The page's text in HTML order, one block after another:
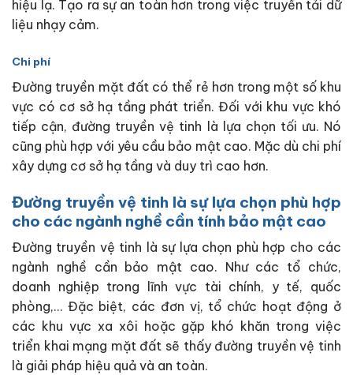
hiệu lạ. Tạo ra sự an toàn hơn trong việc truyền tải dữ
liệu nhạy cảm.
Chi phí
Đường truyền mặt đất có thể rẻ hơn trong một số khu
vực có cơ sở hạ tầng phát triển. Đối với khu vực khó
tiếp cận, đường truyền vệ tinh là lựa chọn tối ưu. Nó
cũng phù hợp với yêu cầu bảo mật cao. Mặc dù chi phí
xây dựng cơ sở hạ tầng và duy trì cao hơn.
Đường truyền vệ tinh là sự lựa chọn phù hợp
cho các ngành nghề cần tính bảo mật cao
Đường truyền vệ tinh là sự lựa chọn phù hợp cho các
ngành nghề cần bảo mật cao. Như các tổ chức,
doanh nghiệp trong lĩnh vực tài chính, y tế, quốc
phòng,… Đặc biệt, các đơn vị, tổ chức hoạt động ở
các khu vực xa xôi hoặc gặp khó khăn trong việc
triển khai mạng mặt đất sẽ thấy đường truyền vệ tinh
là giải pháp hiệu quả và an toàn.